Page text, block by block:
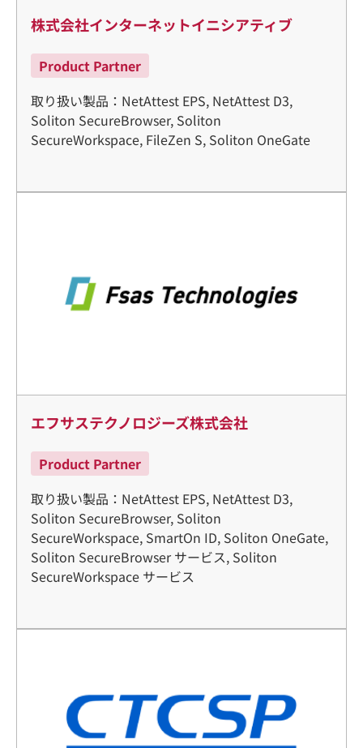
株式会社インターネットイニシアティブ
Product Partner
取り扱い製品：NetAttest EPS, NetAttest D3,
Soliton SecureBrowser, Soliton
SecureWorkspace, FileZen S, Soliton OneGate
エフサステクノロジーズ株式会社
Product Partner
取り扱い製品：NetAttest EPS, NetAttest D3,
Soliton SecureBrowser, Soliton
SecureWorkspace, SmartOn ID, Soliton OneGate,
Soliton SecureBrowser サービス, Soliton
SecureWorkspace サービス